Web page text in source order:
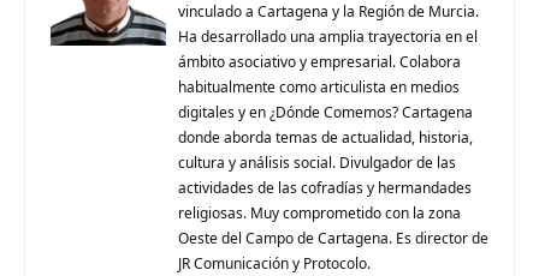
vinculado a Cartagena y la Región de Murcia.
Ha desarrollado una amplia trayectoria en el
ámbito asociativo y empresarial. Colabora
habitualmente como articulista en medios
digitales y en ¿Dónde Comemos? Cartagena
donde aborda temas de actualidad, historia,
cultura y análisis social. Divulgador de las
actividades de las cofradías y hermandades
religiosas. Muy comprometido con la zona
Oeste del Campo de Cartagena. Es director de
JR Comunicación y Protocolo.